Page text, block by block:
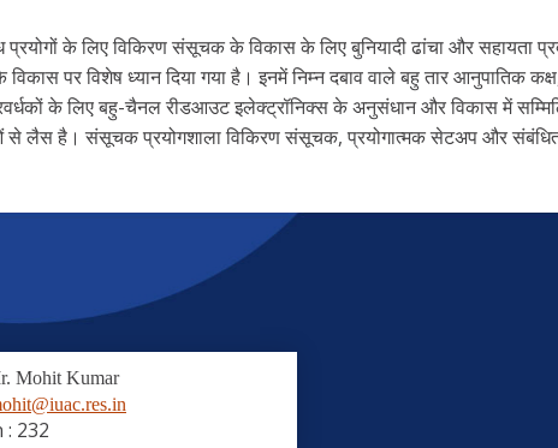
प्रयोगों के लिए विकिरण संसूचक के विकास के लिए बुनियादी ढांचा और सहायता
पर विशेष ध्यान दिया गया है। इनमें निम्न दबाव वाले बहु तार
के लिए बहु-चैनल रीडआउट इलेक्ट्रॉनिक्स के अनुसंधान और विकास में
है। संसूचक प्रयोगशाला विकिरण संसूचक, प्रयोगात्मक सेटअप और संबंधित
Mohit Kumar
: 232